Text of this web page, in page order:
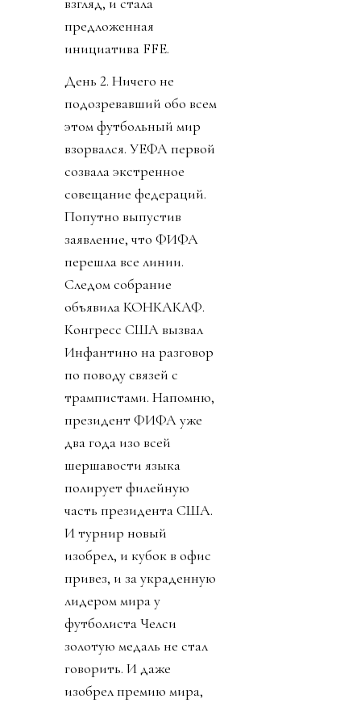
предложенная
инициатива FFE.
День 2. Ничего не
подозревавший обо всем
этом футбольный мир
взорвался. УЕФА первой
созвала экстренное
совещание федераций.
Попутно выпустив
заявление, что ФИФА
перешла все линии.
Следом собрание
объявила КОНКАКАФ.
Конгресс США вызвал
Инфантино на разговор
по поводу связей с
трампистами. Напомню,
президент ФИФА уже
два года изо всей
шершавости языка
полирует филейную
часть президента США.
И турнир новый
изобрел, и кубок в офис
привез, и за украденную
лидером мира у
футболиста Челси
золотую медаль не стал
говорить. И даже
изобрел премию мира,